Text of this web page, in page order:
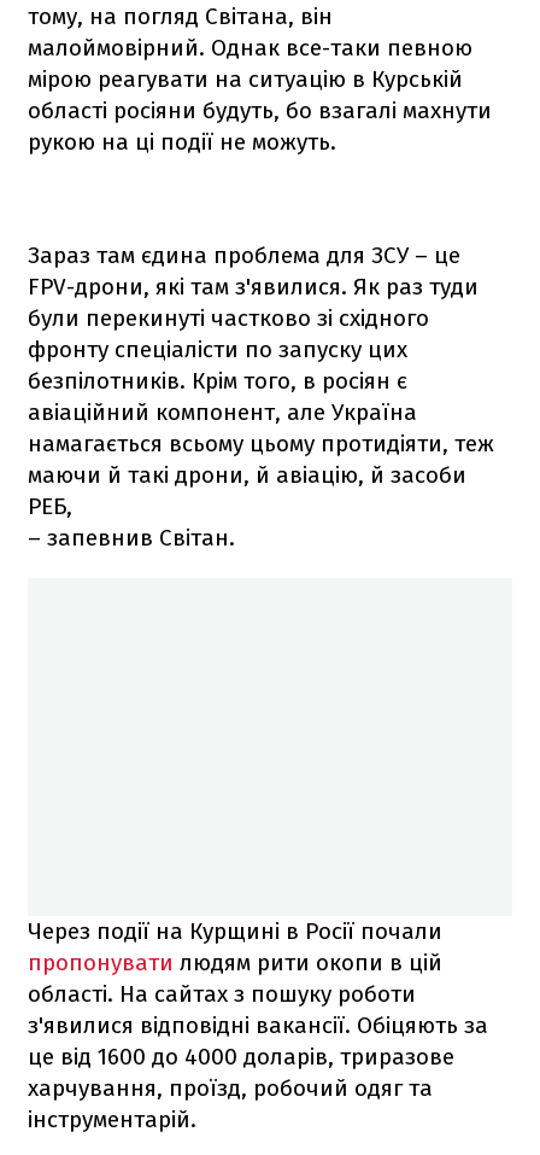
тому, на погляд Світана, він
малоймовірний. Однак все-таки певною
мірою реагувати на ситуацію в Курській
області росіяни будуть, бо взагалі махнути
рукою на ці події не можуть.
Зараз там єдина проблема для ЗСУ – це
FPV-дрони, які там з'явилися. Як раз туди
були перекинуті частково зі східного
фронту спеціалісти по запуску цих
безпілотників. Крім того, в росіян є
авіаційний компонент, але Україна
намагається всьому цьому протидіяти, теж
маючи й такі дрони, й авіацію, й засоби
РЕБ,
– запевнив Світан.
Через події на Курщині в Росії почали
пропонувати людям рити окопи в цій
області. На сайтах з пошуку роботи
з'явилися відповідні вакансії. Обіцяють за
це від 1600 до 4000 доларів, триразове
харчування, проїзд, робочий одяг та
інструментарій.